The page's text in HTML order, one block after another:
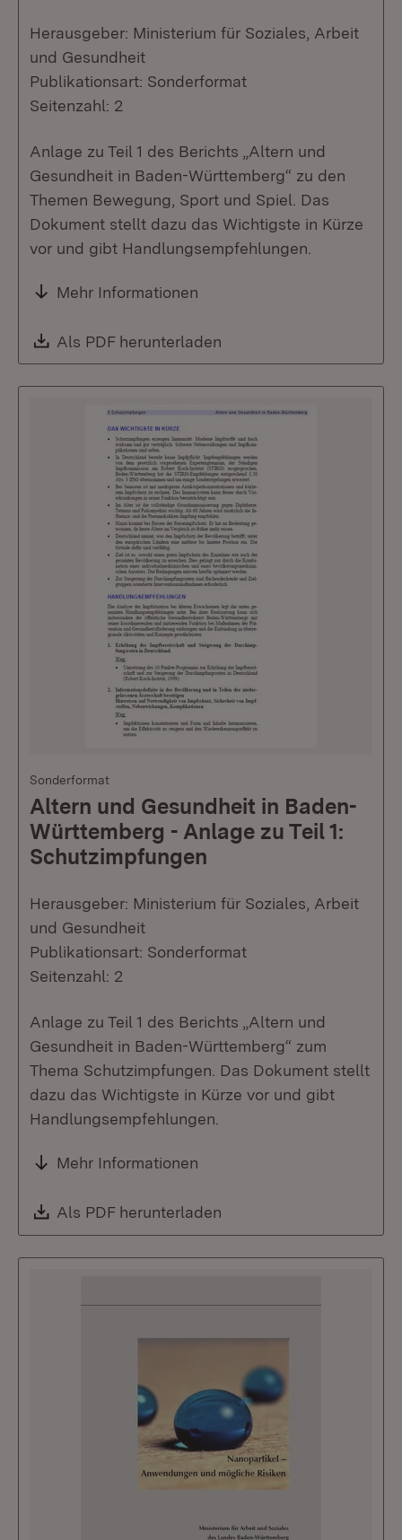
Herausgeber: Ministerium für Soziales, Arbeit
und Gesundheit
Publikationsart: Sonderformat
Seitenzahl: 2
Anlage zu Teil 1 des Berichts „Altern und
Gesundheit in Baden-Württemberg“ zu den
Themen Bewegung, Sport und Spiel. Das
Dokument stellt dazu das Wichtigste in Kürze
vor und gibt Handlungsempfehlungen.
Mehr Informationen
Download:
Als PDF herunterladen
Sonderformat
Altern und Gesundheit in Baden-
Württemberg - Anlage zu Teil 1:
Schutzimpfungen
Herausgeber: Ministerium für Soziales, Arbeit
und Gesundheit
Publikationsart: Sonderformat
Seitenzahl: 2
Anlage zu Teil 1 des Berichts „Altern und
Gesundheit in Baden-Württemberg“ zum
Thema Schutzimpfungen. Das Dokument stellt
dazu das Wichtigste in Kürze vor und gibt
Handlungsempfehlungen.
Mehr Informationen
Download:
Als PDF herunterladen